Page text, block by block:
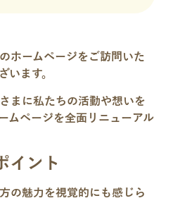
ホームページをご訪問いた
います。
まに私たちの活動や想いを
ムページを全面リニューアル
イント
の魅力を視覚的にも感じら